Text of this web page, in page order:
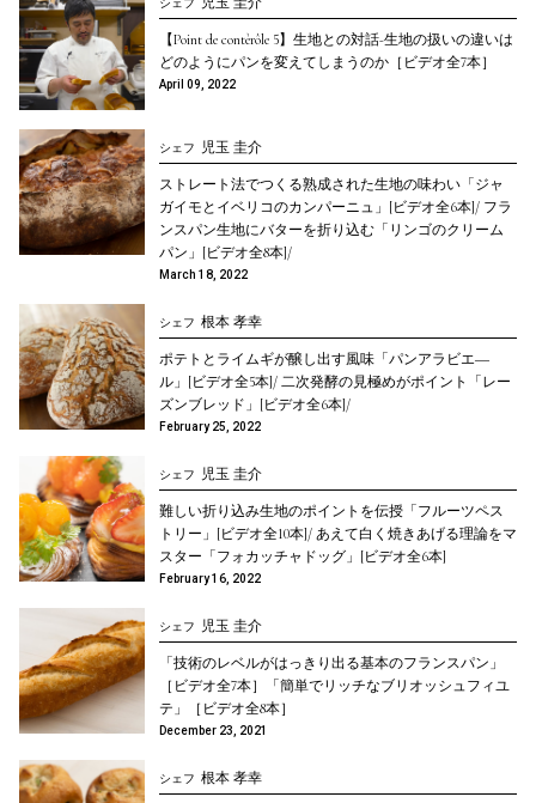
シェフ
【Point de contèrôle 5】生地との対話-生地の扱いの違いは
どのようにパンを変えてしまうのか［ビデオ全7本］
April 09, 2022
シェフ 児玉 圭介
ストレート法でつくる熟成された生地の味わい「ジャ
ガイモとイベリコのカンパーニュ」[ビデオ全6本]/ フラ
ンスパン生地にバターを折り込む「リンゴのクリーム
パン」[ビデオ全8本]/
March 18, 2022
シェフ 根本 孝幸
ポテトとライムギが醸し出す風味「パンアラビエ―
ル」[ビデオ全5本]/ 二次発酵の見極めがポイント「レー
ズンブレッド」[ビデオ全6本]/
February 25, 2022
シェフ 児玉 圭介
難しい折り込み生地のポイントを伝授「フルーツペス
トリー」[ビデオ全10本]/ あえて白く焼きあげる理論をマ
スター「フォカッチャドッグ」[ビデオ全6本]
February 16, 2022
シェフ 児玉 圭介
「技術のレベルがはっきり出る基本のフランスパン」
［ビデオ全7本］「簡単でリッチなブリオッシュフィユ
テ」［ビデオ全8本］
December 23, 2021
シェフ 根本 孝幸